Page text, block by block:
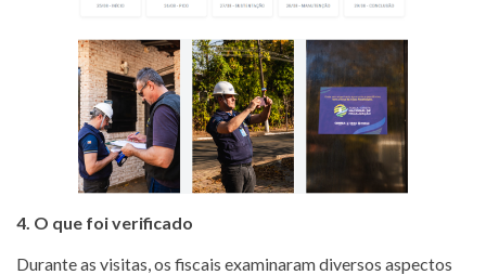
4. O que foi verificado
Durante as visitas, os fiscais examinaram diversos aspectos